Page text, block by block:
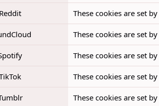
Reddit These cookies are set by
These cookies are set by
These cookies are set by
These cookies are set by
These cookies are set by